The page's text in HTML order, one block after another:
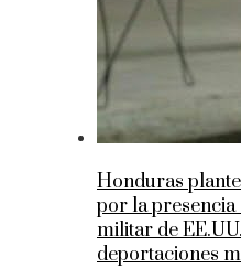
Honduras
por la presencia
militar de
deportaciones